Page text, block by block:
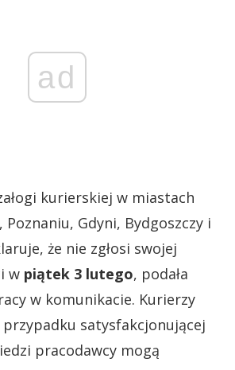
ad
kurierskiej w miastach
Poznaniu, Gdyni, Bydgoszczy i
że nie zgłosi swojej
w piątek 3 lutego, podała
w komunikacie. Kurierzy
satysfakcjonującej
pracodawcy mogą